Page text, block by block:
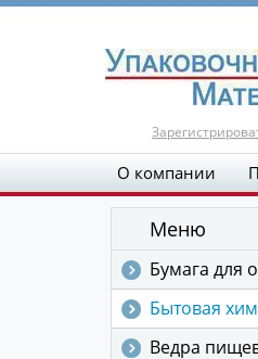
О компании
Меню
Бумага для
Бытовая
Ведра